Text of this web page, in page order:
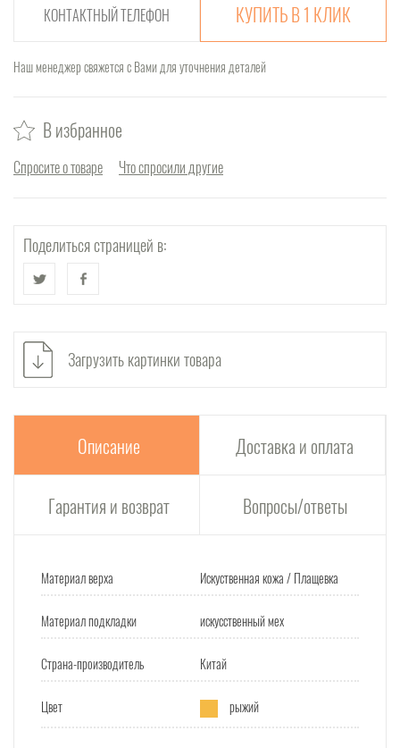
КУПИТЬ В 1 КЛИК
Наш менеджер свяжется с Вами для уточнения деталей
В избранное
Спросите о товаре Что спросили другие
Поделиться страницей в:
Загрузить картинки товара
Описание Доставка и оплата
Гарантия и возврат Вопросы/ответы
Материал верха Искуственная кожа / Плащевка
Материал подкладки искусственный мех
Страна-производитель Китай
Цвет рыжий